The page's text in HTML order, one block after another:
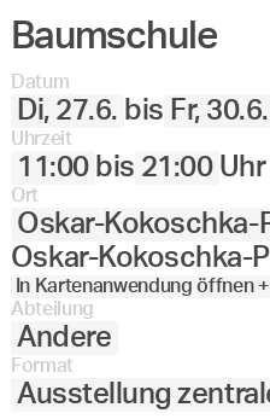
27. 28. 29. 30.Juni
Baumschule
Datum
Di, 27.6. bis Fr, 30.6.
Uhrzeit
11:00 bis 21:00 Uhr
Ort
Oskar-Kokoschka-
Oskar-Kokoschka-
In Kartenanwendung öffnen +
Abteilung
Andere
Format
Ausstellung